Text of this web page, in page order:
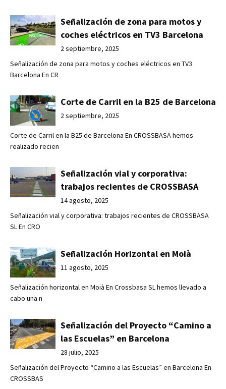
Señalización de zona para motos y
coches eléctricos en TV3 Barcelona
2 septiembre, 2025
Señalización de zona para motos y coches eléctricos en TV3
Barcelona En CR
Corte de Carril en la B25 de Barcelona
2 septiembre, 2025
Corte de Carril en la B25 de Barcelona En CROSSBASA hemos
realizado recien
Señalización vial y corporativa:
trabajos recientes de CROSSBASA
14 agosto, 2025
Señalización vial y corporativa: trabajos recientes de CROSSBASA
SL En CRO
Señalización Horizontal en Moià
11 agosto, 2025
Señalización horizontal en Moià En Crossbasa SL hemos llevado a
cabo una n
Señalización del Proyecto “Camino a
las Escuelas” en Barcelona
28 julio, 2025
Señalización del Proyecto “Camino a las Escuelas” en Barcelona En
CROSSBAS